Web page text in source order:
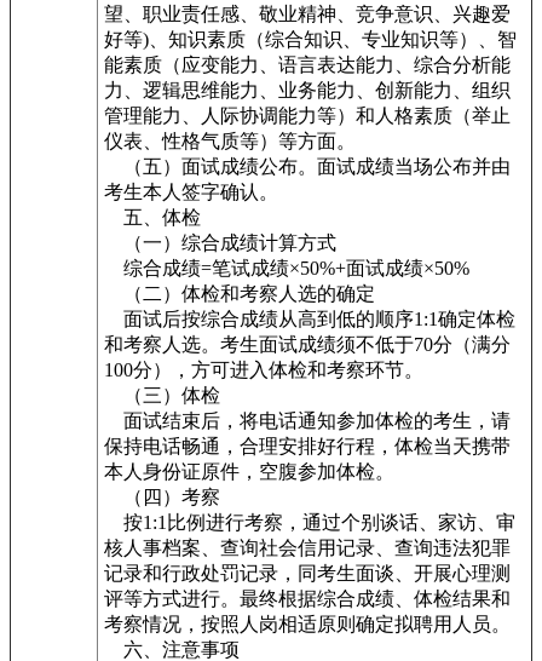
望、职业责任感、敬业精神、竞争意识、兴趣爱
好等)、知识素质（综合知识、专业知识等）、智
能素质（应变能力、语言表达能力、综合分析能
力、逻辑思维能力、业务能力、创新能力、组织
管理能力、人际协调能力等）和人格素质（举止
仪表、性格气质等）等方面。
（五）面试成绩公布。面试成绩当场公布并由
考生本人签字确认。
五、体检
（一）综合成绩计算方式
综合成绩=笔试成绩×50%+面试成绩×50%
（二）体检和考察人选的确定
面试后按综合成绩从高到低的顺序1:1确定体检
和考察人选。考生面试成绩须不低于70分（满分
100分），方可进入体检和考察环节。
（三）体检
面试结束后，将电话通知参加体检的考生，请
保持电话畅通，合理安排好行程，体检当天携带
本人身份证原件，空腹参加体检。
（四）考察
按1:1比例进行考察，通过个别谈话、家访、审
核人事档案、查询社会信用记录、查询违法犯罪
记录和行政处罚记录，同考生面谈、开展心理测
评等方式进行。最终根据综合成绩、体检结果和
考察情况，按照人岗相适原则确定拟聘用人员。
六、注意事项